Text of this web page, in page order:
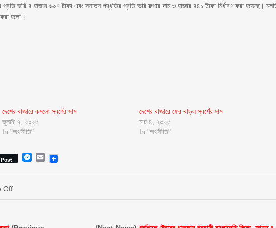
ভরি ৪ হাজার ৬০৭ টাকা এবং সনাতন পদ্ধতির প্রতি ভরি রুপার দাম ৩ হাজার ৪৪১ টাকা নির্ধারণ করা হয়েছে।
হলো।
দেশের বাজারে কমলো স্বর্ণের দাম
জুলাই ৭, ২০২৫
In "অর্থনীতি"
দেশের বাজারে ফের বাড়ল স্বর্ণের দাম
মার্চ ৪, ২০২৫
In "অর্থনীতি"
Post Messenger
Email
Off